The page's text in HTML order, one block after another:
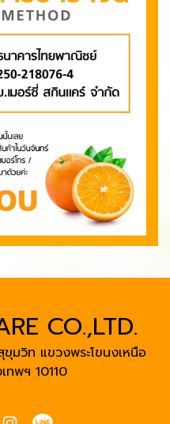
CO.,LTD.
วิท แขวงพระโขนงเหนือ
ทพฯ 10110